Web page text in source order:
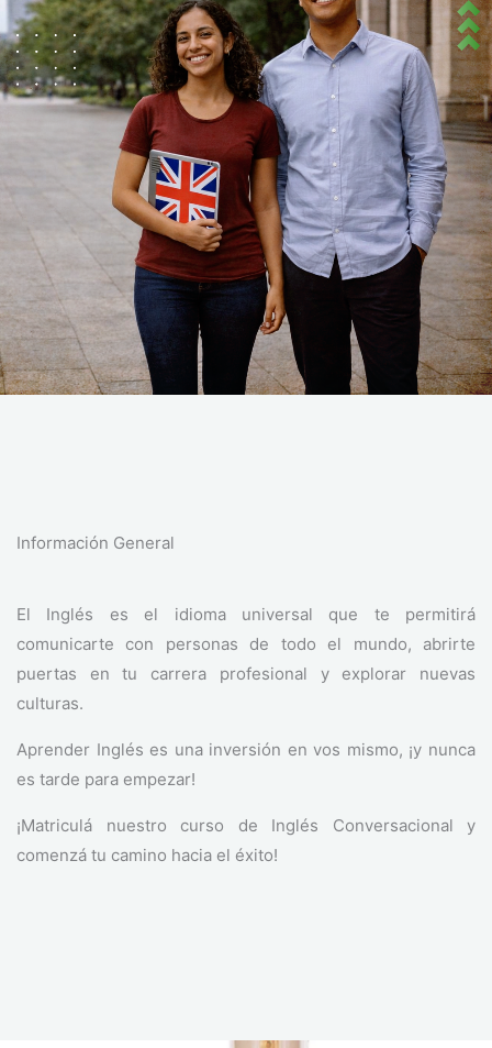
Información General
El Inglés es el idioma universal que te permitirá
comunicarte con personas de todo el mundo, abrirte
puertas en tu carrera profesional y explorar nuevas
culturas.
Aprender Inglés es una inversión en vos mismo, ¡y nunca
es tarde para empezar!
¡Matriculá nuestro curso de Inglés Conversacional y
comenzá tu camino hacia el éxito!